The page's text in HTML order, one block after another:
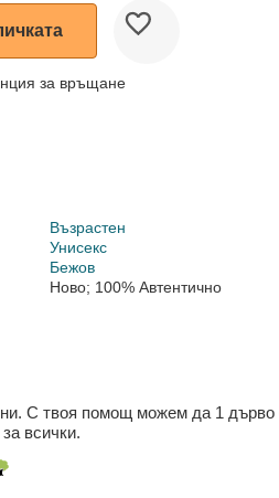
за връщане
Възрастен
Унисекс
Бежов
Ново; 100% Автентично
С твоя помощ можем да 1
всички.